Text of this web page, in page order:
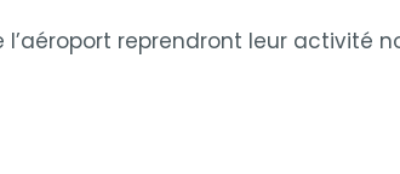
reprendront leur activité